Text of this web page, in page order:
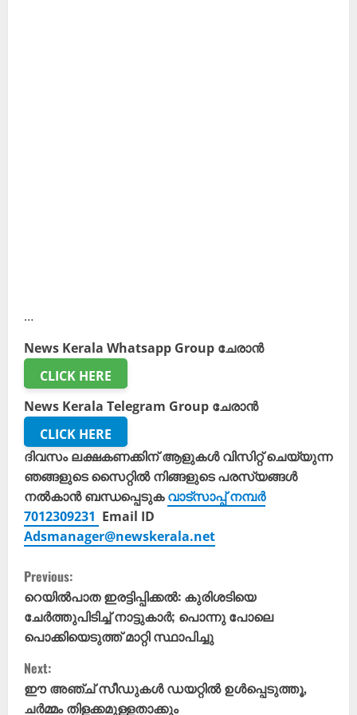
…
News Kerala Whatsapp Group ചേരാൻ
CLICK HERE
News Kerala Telegram Group ചേരാൻ
CLICK HERE
ദിവസം ലക്ഷകണക്കിന് ആളുകൾ വിസിറ്റ് ചെയ്യുന്ന
ഞങ്ങളുടെ സൈറ്റിൽ നിങ്ങളുടെ പരസ്യങ്ങൾ
നൽകാൻ ബന്ധപ്പെടുകവാട്സാപ്പ് നമ്പർ
7012309231 Email ID
Adsmanager@newskerala.net
C
o
n
t
i
Previous:
റെയിൽപാത ഇരട്ടിപ്പിക്കൽ: കുരിശടിയെ
ചേർത്തുപിടിച്ച് നാട്ടുകാർ; പൊന്നു പോലെ
പൊക്കിയെടുത്ത് മാറ്റി സ്ഥാപിച്ചു
Next:
ഈ അഞ്ച് സീ‍ഡുകൾ ഡയറ്റിൽ ഉൾപ്പെടുത്തൂ,
ചർമ്മം തിളക്കമുള്ളതാക്കും